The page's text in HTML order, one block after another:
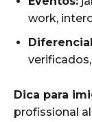
work,
Dica para
profissional